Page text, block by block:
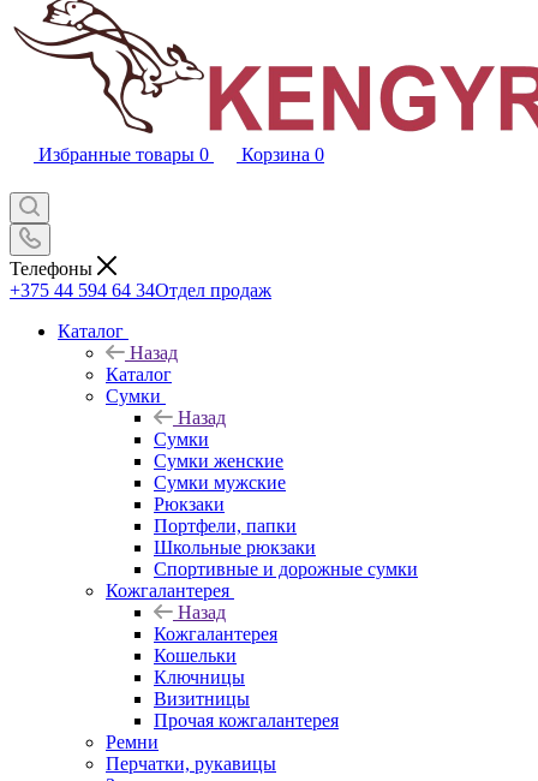
Избранные товары 0 Корзина 0
Телефоны
+375 44 594 64 34Отдел продаж
Каталог
Назад
Каталог
Сумки
Назад
Сумки
Сумки женские
Сумки мужские
Рюкзаки
Портфели, папки
Школьные рюкзаки
Спортивные и дорожные сумки
Кожгалантерея
Назад
Кожгалантерея
Кошельки
Ключницы
Визитницы
Прочая кожгалантерея
Ремни
Перчатки, рукавицы